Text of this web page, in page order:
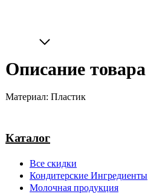
Описание товара
Материал: Пластик
Каталог
Все скидки
Кондитерские Ингредиенты
Молочная продукция